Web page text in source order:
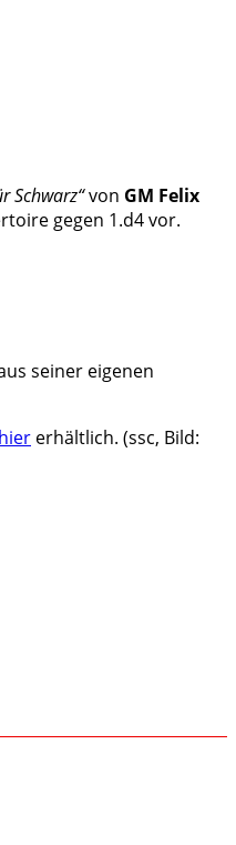
Schwarz“von GM Felix
gegen 1.d4 vor.
seiner eigenen
hier erhältlich. (ssc, Bild: